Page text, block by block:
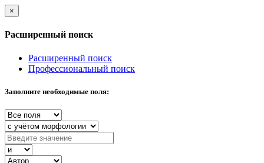
×
Расширенный поиск
Расширенный поиск
Профессиональный поиск
Заполните необходимые поля: